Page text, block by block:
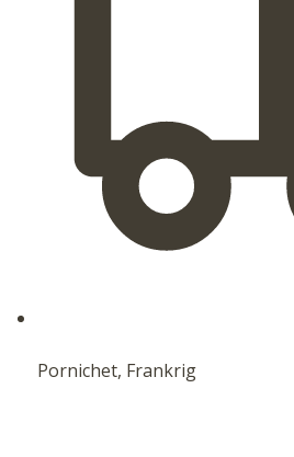
Pornichet, Frankrig